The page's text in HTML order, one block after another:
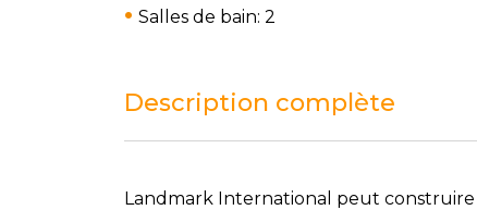
Salles de bain: 2
Description complète
Landmark International peut construire